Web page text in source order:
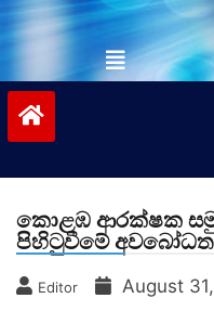
කොළඹ ආරක්ෂක
පිහිටුවීමේ
Editor August